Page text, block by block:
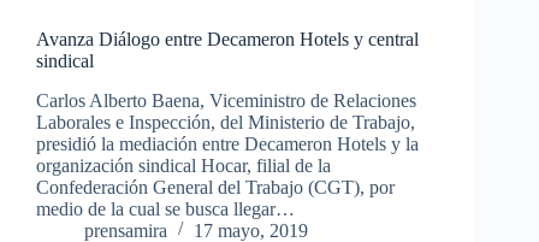
Avanza Diálogo entre Decameron Hotels y central
sindical
Carlos Alberto Baena, Viceministro de Relaciones
Laborales e Inspección, del Ministerio de Trabajo,
presidió la mediación entre Decameron Hotels y la
organización sindical Hocar, filial de la
Confederación General del Trabajo (CGT), por
medio de la cual se busca llegar…
prensamira
17 mayo, 2019